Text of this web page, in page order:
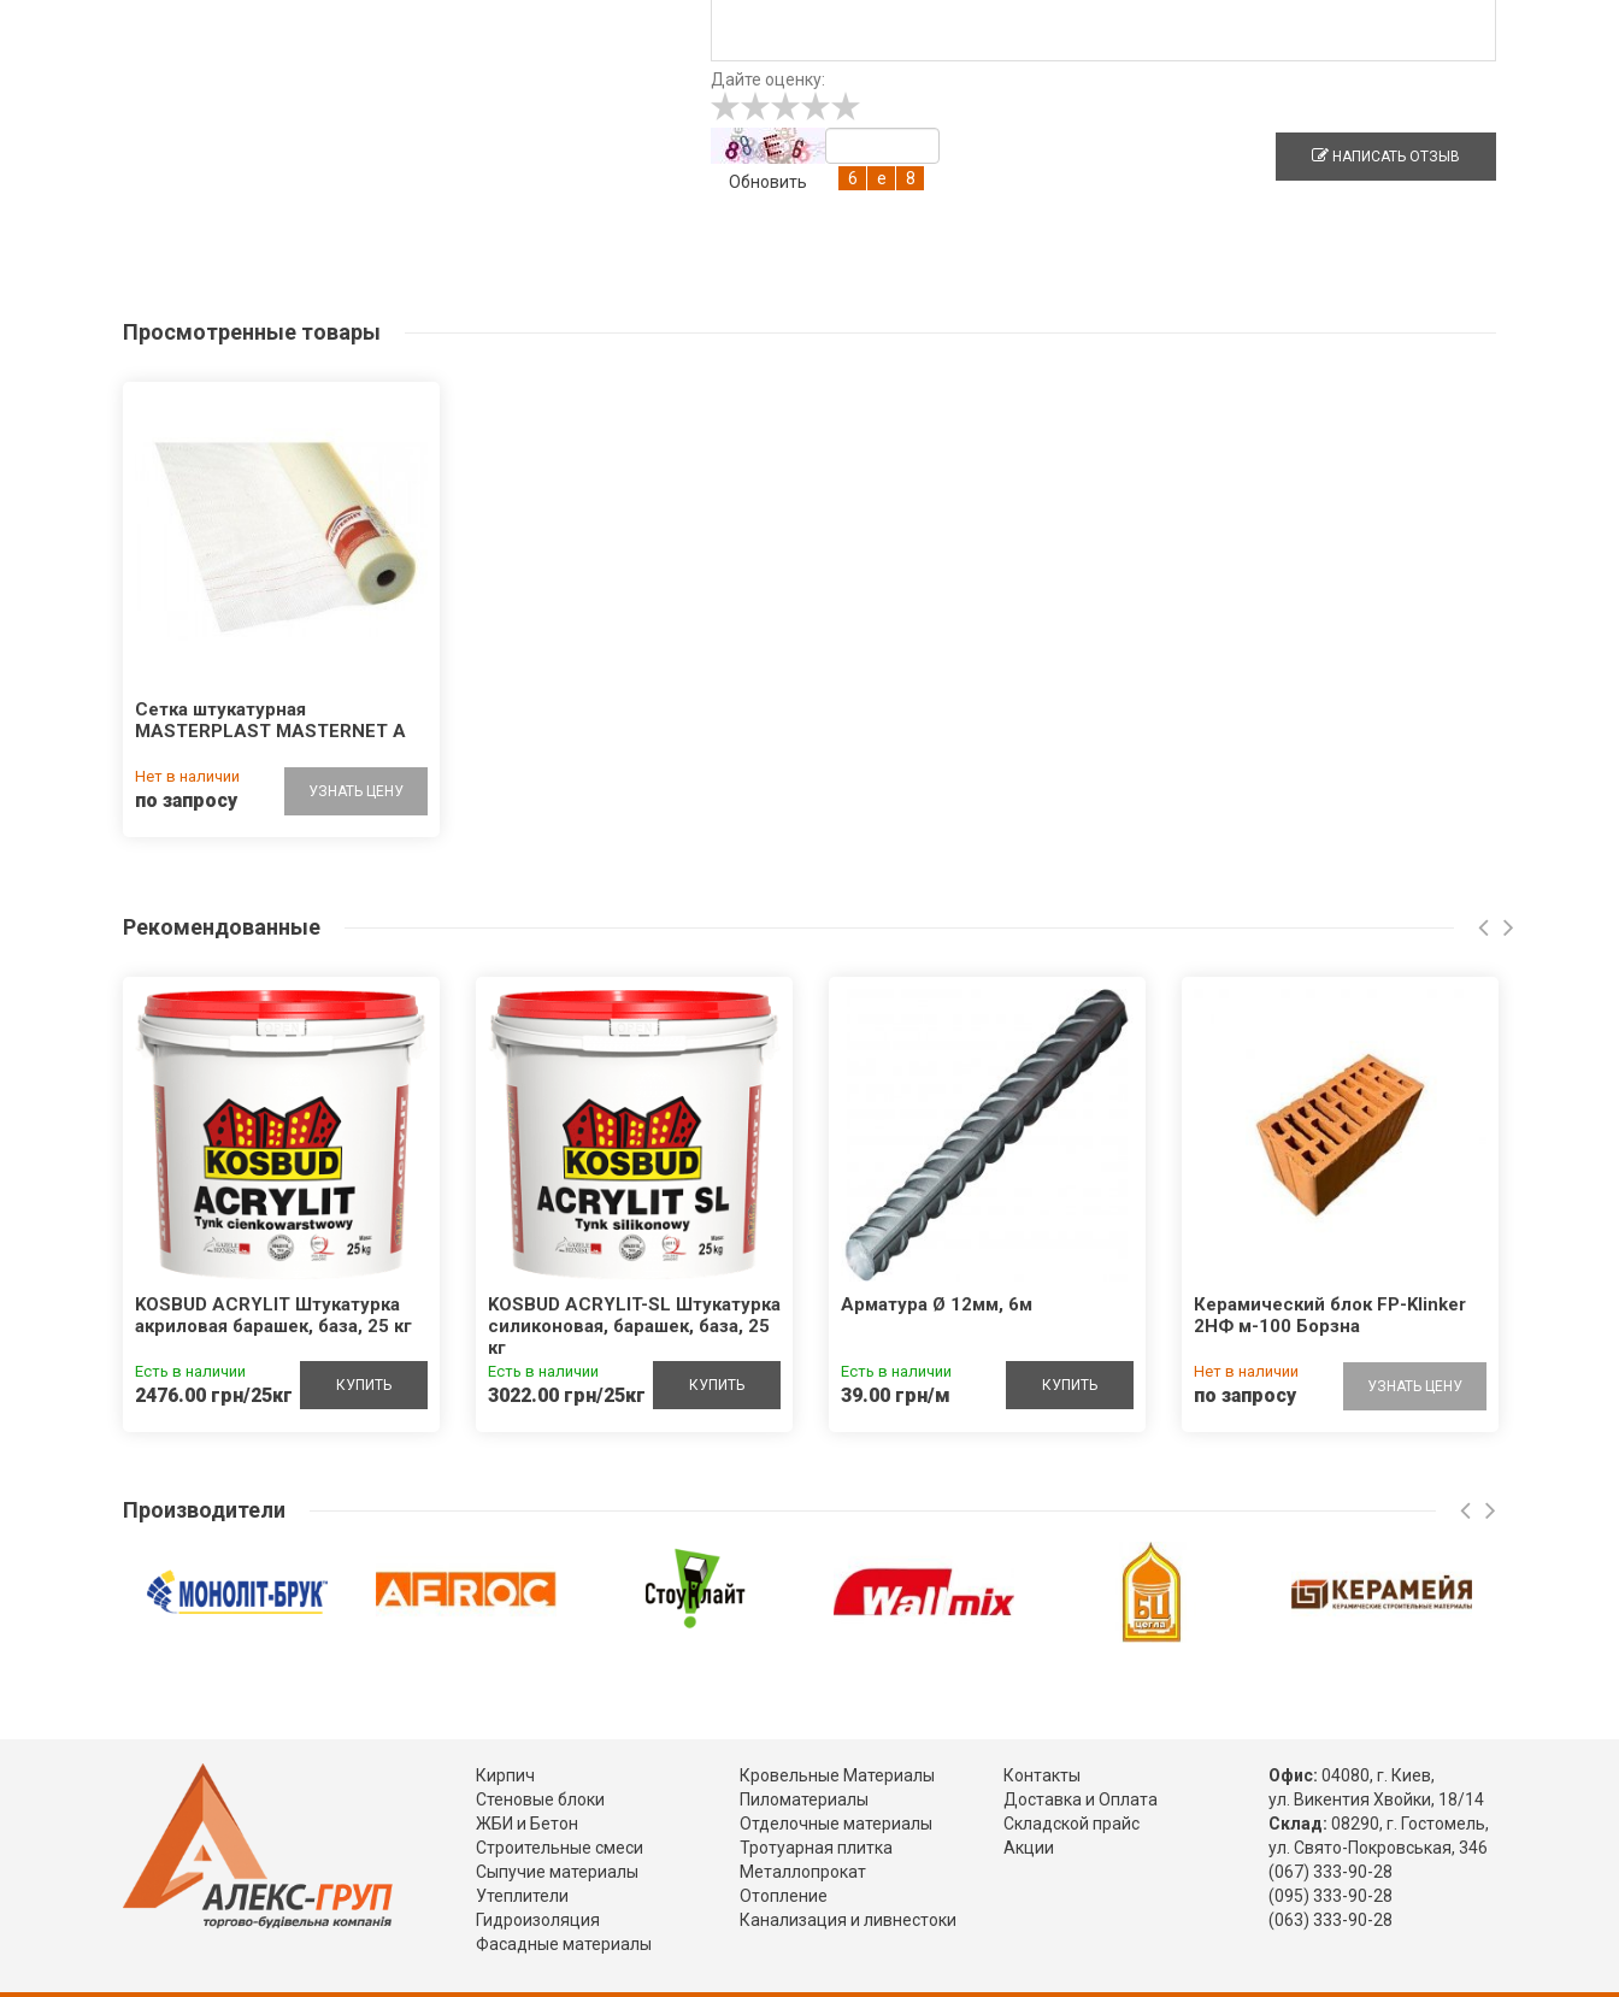
Дайте оценку:
Обновить
НАПИСАТЬ ОТЗЫВ
Просмотренные товары
Сетка штукатурная
MASTERPLAST MASTERNET A
Нет в наличии
по запросу УЗНАТЬ ЦЕНУ
Рекомендованные
KOSBUD ACRYLIT Штукатурка
акриловая барашек, база, 25 кг
Есть в наличии
2476.00 грн/25кг КУПИТЬ
KOSBUD ACRYLIT-SL Штукатурка
силиконовая, барашек, база, 25
кг
Есть в наличии
3022.00 грн/25кг КУПИТЬ
Арматура Ø 12мм, 6м
Есть в наличии
39.00 грн/м КУПИТЬ
Керамический блок FP-Klinker
2НФ м-100 Борзна
Нет в наличии
по запросу УЗНАТЬ ЦЕНУ
Производители
Кирпич
Стеновые блоки
ЖБИ и Бетон
Строительные смеси
Сыпучие материалы
Утеплители
Гидроизоляция
Фасадные материалы
Кровельные Материалы
Пиломатериалы
Отделочные материалы
Тротуарная плитка
Металлопрокат
Отопление
Канализация и ливнестоки
Контакты
Доставка и Оплата
Складской прайс
Акции
Офис: 04080, г. Киев,
ул. Викентия Хвойки, 18/14
Склад: 08290, г. Гостомель,
ул. Свято-Покровськая, 346
(067) 333-90-28
(095) 333-90-28
(063) 333-90-28